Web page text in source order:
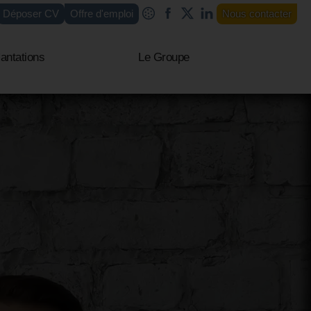
Déposer CV Offre d'emploi Nous contacter
Le Groupe